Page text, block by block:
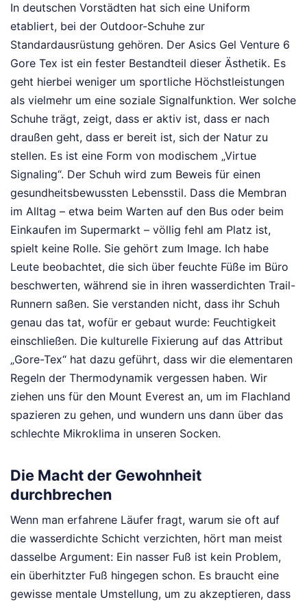
In deutschen Vorstädten hat sich eine Uniform
etabliert, bei der Outdoor-Schuhe zur
Standardausrüstung gehören. Der Asics Gel Venture 6
Gore Tex ist ein fester Bestandteil dieser Ästhetik. Es
geht hierbei weniger um sportliche Höchstleistungen
als vielmehr um eine soziale Signalfunktion. Wer solche
Schuhe trägt, zeigt, dass er aktiv ist, dass er nach
draußen geht, dass er bereit ist, sich der Natur zu
stellen. Es ist eine Form von modischem „Virtue
Signaling“. Der Schuh wird zum Beweis für einen
gesundheitsbewussten Lebensstil. Dass die Membran
im Alltag – etwa beim Warten auf den Bus oder beim
Einkaufen im Supermarkt – völlig fehl am Platz ist,
spielt keine Rolle. Sie gehört zum Image. Ich habe
Leute beobachtet, die sich über feuchte Füße im Büro
beschwerten, während sie in ihren wasserdichten Trail-
Runnern saßen. Sie verstanden nicht, dass ihr Schuh
genau das tat, wofür er gebaut wurde: Feuchtigkeit
einschließen. Die kulturelle Fixierung auf das Attribut
„Gore-Tex“ hat dazu geführt, dass wir die elementaren
Regeln der Thermodynamik vergessen haben. Wir
ziehen uns für den Mount Everest an, um im Flachland
spazieren zu gehen, und wundern uns dann über das
schlechte Mikroklima in unseren Socken.
Die Macht der Gewohnheit
durchbrechen
Wenn man erfahrene Läufer fragt, warum sie oft auf
die wasserdichte Schicht verzichten, hört man meist
dasselbe Argument: Ein nasser Fuß ist kein Problem,
ein überhitzter Fuß hingegen schon. Es braucht eine
gewisse mentale Umstellung, um zu akzeptieren, dass